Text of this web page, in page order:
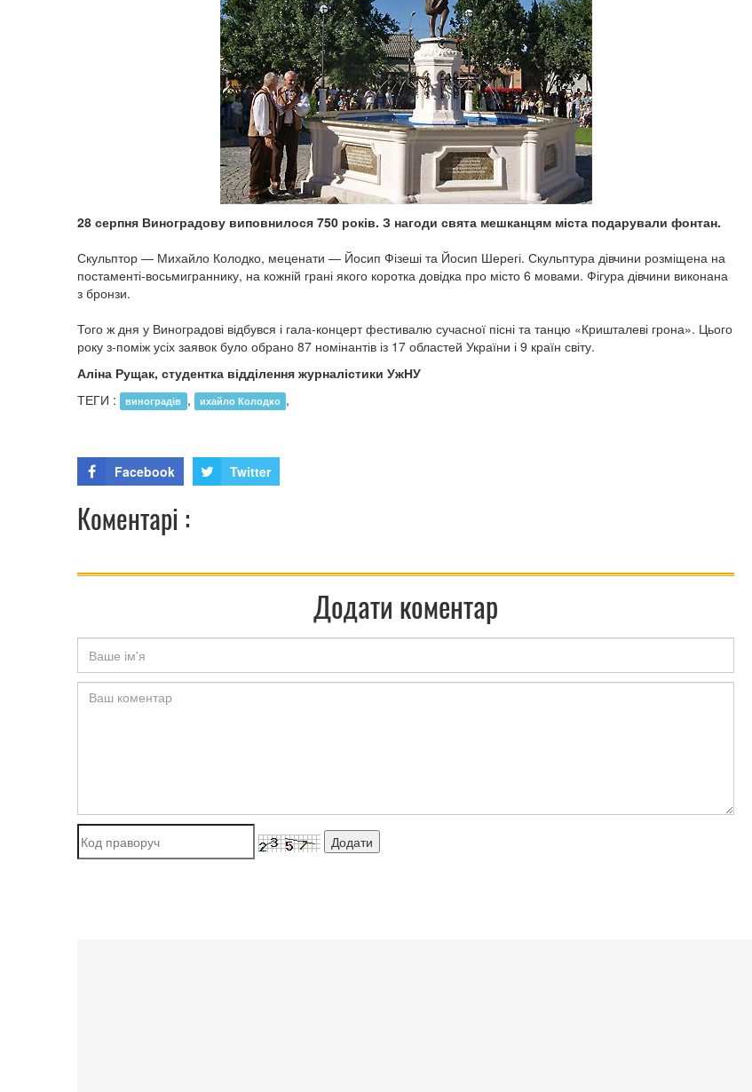
28 серпня Виноградову виповнилося 750 років. З нагоди свята мешканцям міста подарували фонтан.
Скульптор — Михайло Колодко, меценати — Йосип Фізеші та Йосип Шерегі. Скульптура дівчини розміщена на
постаменті-восьмиграннику, на кожній грані якого коротка довідка про місто 6 мовами. Фігура дівчини виконана
з бронзи.
Того ж дня у Виноградові відбувся і гала-концерт фестивалю сучасної пісні та танцю «Кришталеві грона». Цього
року з-поміж усіх заявок було обрано 87 номінантів із 17 областей України і 9 країн світу.
Аліна Рущак, студентка відділення журналістики УжНУ
ТЕГИ :
виноградів , ихайло Колодко ,
Facebook Twitter
Коментарі :
Додати коментар